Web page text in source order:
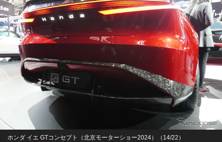
ホンダ イエ GTコンセプト（北京モーターショー2024）（14/22）